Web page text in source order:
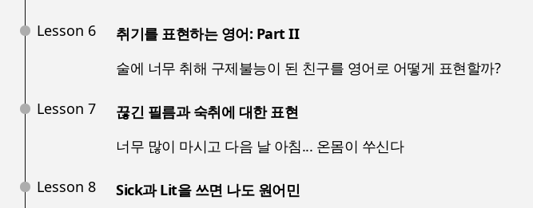
Lesson 6
취기를 표현하는 영어: Part II
술에 너무 취해 구제불능이 된 친구를 영어로 어떻게 표현할까?
Lesson 7
끊긴 필름과 숙취에 대한 표현
너무 많이 마시고 다음 날 아침... 온몸이 쑤신다
Lesson 8
Sick과 Lit을 쓰면 나도 원어민